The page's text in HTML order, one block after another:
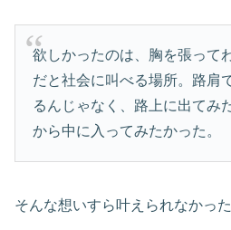
欲しかったのは、胸を張って
だと社会に叫べる場所。路肩
るんじゃなく、路上に出てみ
から中に入ってみたかった。
そんな想いすら叶えられなかった